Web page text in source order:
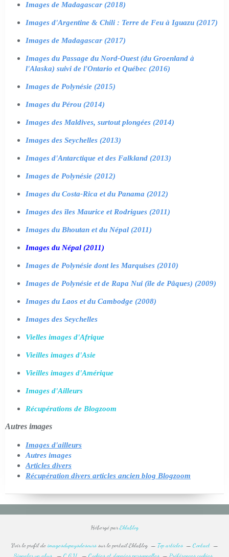
Images de Madagascar (2018)
Images d'Argentine & Chili : Terre de Feu à Iguazu (2017)
Images de Madagascar (2017)
Images du Passage du Nord-Ouest (du Groenland à
l'Alaska) suivi de l'Ontario et Québec (2016)
Images de Polynésie (2015)
Images du Pérou (2014)
Images des Maldives, surtout plongées (2014)
Images des Seychelles (2013)
Images d'Antarctique et des Falkland (2013)
Images de Polynésie (2012)
Images du Costa-Rica et du Panama (2012)
Images des îles Maurice et Rodrigues (2011)
Images du Bhoutan et du Népal (2011)
Images du Népal (2011)
Images de Polynésie dont les Marquises (2010)
Images de Polynésie et de Rapa Nui (île de Pâques) (2009)
Images du Laos et du Cambodge (2008)
Images des Seychelles
Vielles images d'Afrique
Vieilles images d'Asie
Vieilles images d'Amérique
Images d'Ailleurs
Récupérations de Blogzoom
Autres images
Images d'ailleurs
Autres images
Articles divers
Récupération divers articles ancien blog Blogzoom
Hébergé parEklablog
Voir le profil de imagesdupaysdesourssur le portail Eklablog Top articles
Contact
Signaler un abus
C.G.U. Cookies et données personnelles Préférences cookies